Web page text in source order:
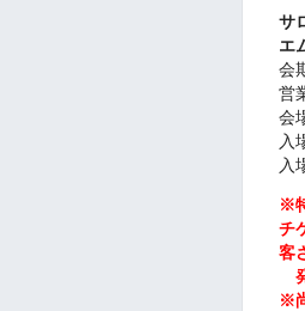
サ
エ
会
営
会
入
入
※
チ
客
※